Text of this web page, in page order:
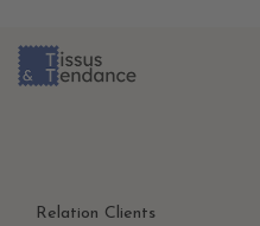
Relation Clients